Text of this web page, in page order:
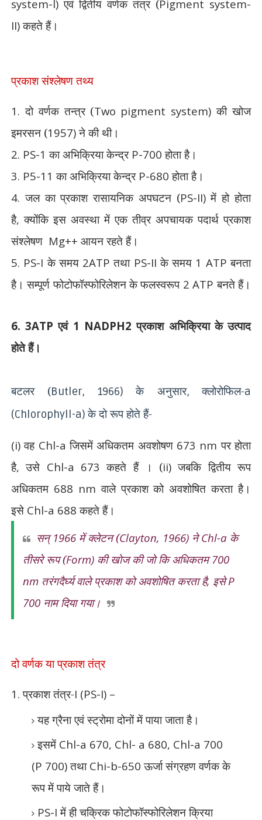
system-l)एवं द्वितीय वर्णक तंत्र (Pigment system-
II)कहते हैं।
प्रकाश संश्लेषण तथ्य
1.दो वर्णक तन्त्र (Two pigment system)की खोज
इमरसन (1957)ने की थी।
2. PS-1 का अभिक्रिया केन्द्र P-700 होता है।
3. P5-11 का अभिक्रिया केन्द्र P-680 होता है।
4.जल का प्रकाश रासायनिक अपघटन (PS-II)में हो होता
है,क्योंकि इस अवस्था में एक तीव्र अपचायक पदार्थ प्रकाश
संश्लेषण Mg++ आयन रहते हैं।
5. PS-Iके समय 2ATPतथा PS-IIके समय 1 ATPबनता
है। सम्पूर्ण फोटोफॉस्फोरिलेशन के फलस्वरूप 2 ATPबनते हैं।
6. 3ATPएवं 1 NADPH2प्रकाश अभिक्रिया के उत्पाद
होते हैं।
बटलर (Butler, 1966)के अनुसार,क्लोरोफिल-a
(Chlorophyll-a)के दो रूप होते हैं-
(i)वह Chl-aजिसमें अधिकतम अवशोषण 673 nmपर होता
है,उसे Chl-a 673 कहते हैं । (ii)जबकि द्वितीय रूप
अधिकतम 688 nmवाले प्रकाश को अवशोषित करता है।
इसे Chl-a 688 कहते हैं।
सन् 1966में क्लेटन (Clayton, 1966) नेChl-a के
तीसरे रूप (Form) की खोज की जो कि अधिकतम700
nm तरंगदैर्घ्य वाले प्रकाश को अवशोषित करता है, इसेP
700नाम दिया गया।
दो वर्णक या प्रकाश तंत्र
1.प्रकाश तंत्र-I (PS-I) –
यह ग्रैना एवं स्ट्रोमा दोनों में पाया जाता है।
इसमें Chl-a 670, Chl- a 680, Chl-a 700
(P 700)तथा Chi-b-650 ऊर्जा संग्रहण वर्णक के
रूप में पाये जाते हैं।
PS-Iमें ही चक्रिक फोटोफॉस्फोरिलेशन क्रिया